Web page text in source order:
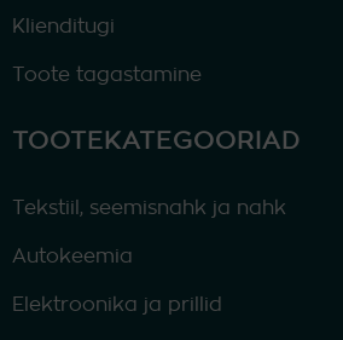
Klienditugi
Toote tagastamine
TOOTEKATEGOORIAD
Tekstiil, seemisnahk ja nahk
Autokeemia
Elektroonika ja prillid